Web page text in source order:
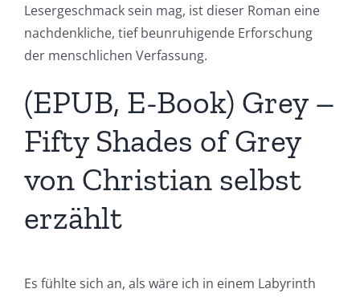
Lesergeschmack sein mag, ist dieser Roman eine
nachdenkliche, tief beunruhigende Erforschung
der menschlichen Verfassung.
(EPUB, E-Book) Grey –
Fifty Shades of Grey
von Christian selbst
erzählt
Es fühlte sich an, als wäre ich in einem Labyrinth